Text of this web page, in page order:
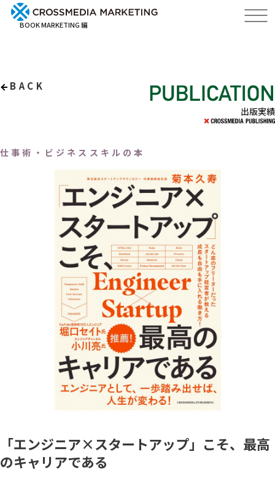
BOOK MARKETING 編
BACK
出版実績
仕事術・ビジネススキルの本
「エンジニア×スタートアップ」こそ、最高
のキャリアである